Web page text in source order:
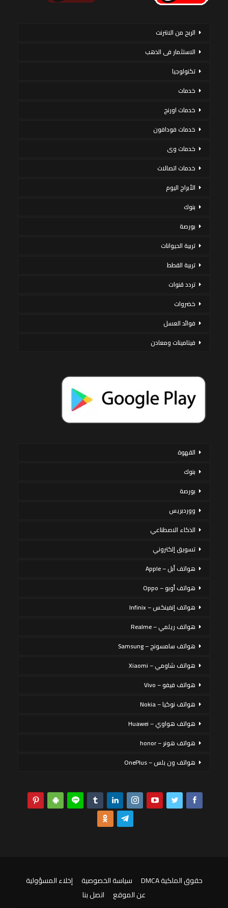
الربح من الانترنت
الاستثمار فى الذهب
تكنولوجيا
خدمات
خدمات اورنج
خدمات فودافون
خدمات وى
خدمات اتصالات
الأبراج اليوم
بنوك
بورصة
تربية الحيوانات
تربية القطط
تردد قنوات
خضروات
فوائد العسل
فيتامينات ومعادن
القهوة
بنوك
بورصة
ووردبريس
الذكاء الاصطناعي
تسويق إلكتروني
هواتف أبل – Apple
هواتف أوبو – Oppo
هواتف إنفينكس – Infinix
هواتف ريلمي – Realme
هواتف سامسونج – Samsung
هواتف شاومي – Xiaomi
هواتف فيفو – Vivo
هواتف نوكيا – Nokia
هواتف هواوي – Huawei
هواتف هونر – honor
هواتف ون بلس – OnePlus
حقوق الملكية DMCA سياسة الخصوصية
إخلاء المسؤولية
عن الموقع
اتصل بنا